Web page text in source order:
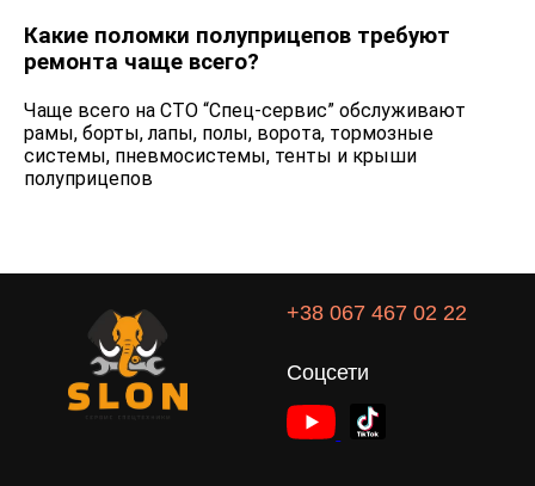
Какие поломки полуприцепов требуют
ремонта чаще всего?
Чаще всего на СТО “Спец-сервис” обслуживают
рамы, борты, лапы, полы, ворота, тормозные
системы, пневмосистемы, тенты и крыши
полуприцепов
+38 067 467 02 22
Соцсети